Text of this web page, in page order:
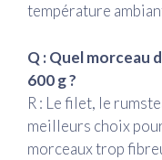
température
Q : Quel morceau
600 g ?
R : Le filet, le
meilleurs choix
morceaux trop